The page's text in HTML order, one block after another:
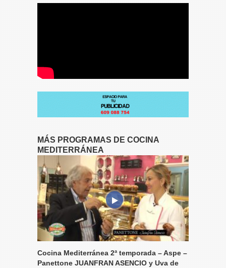
MÁS PROGRAMAS DE COCINA
MEDITERRÁNEA
Cocina Mediterránea 2ª temporada – Aspe –
Panettone JUANFRAN ASENCIO y Uva de